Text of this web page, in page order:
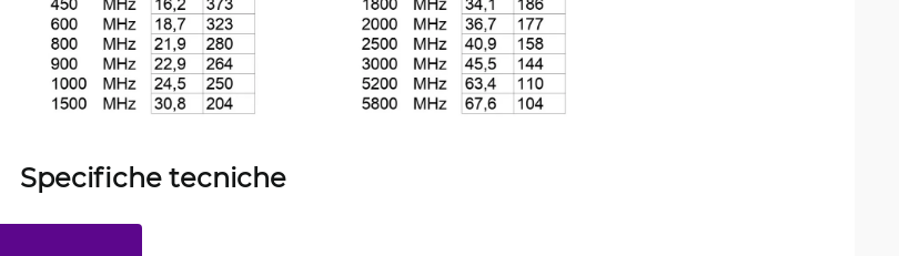
Specifiche tecniche